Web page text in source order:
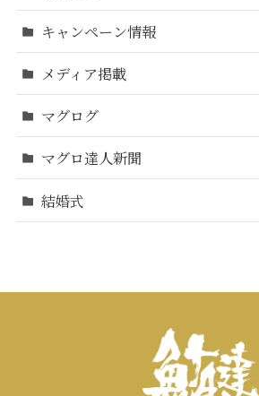
キャンペーン情報
メディア掲載
マグログ
マグロ達人新聞
結婚式